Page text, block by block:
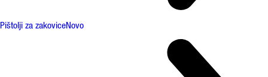
Pištolji za zakoviceNovo